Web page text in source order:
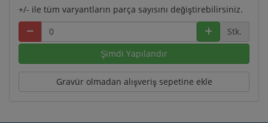
+/- ile tüm varyantların parça sayısını değiştirebilirsiniz.
Stk.
Şimdi Yapılandır
Gravür olmadan alışveriş sepetine ekle